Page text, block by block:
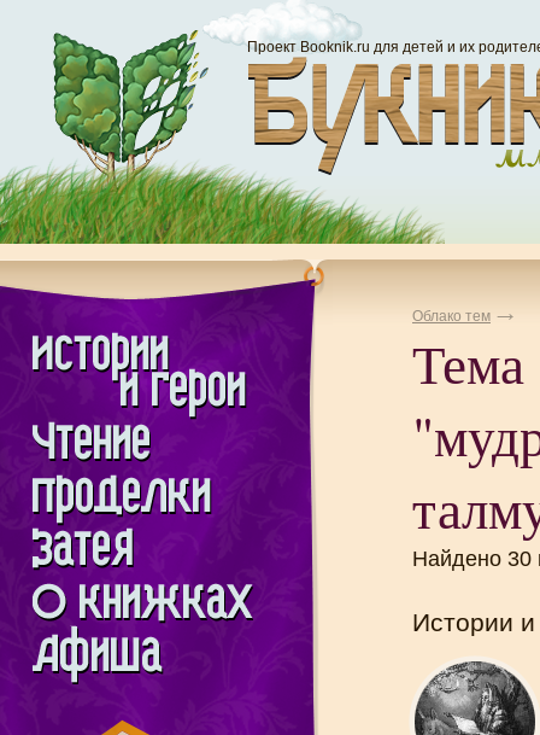
Проект Booknik.ru для детей и их
Облако тем
Тема
Найдено 30
Истории и